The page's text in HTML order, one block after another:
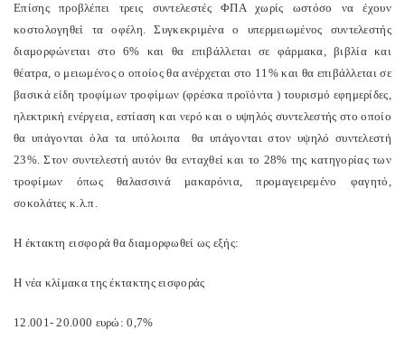
Επίσης προβλέπει τρεις συντελεστές ΦΠΑ χωρίς ωστόσο να έχουν
κοστολογηθεί τα οφέλη. Συγκεκριμένα ο υπερμειωμένος συντελεστής
διαμορφώνεται στο 6% και θα επιβάλλεται σε φάρμακα, βιβλία και
θέατρα, ο μειωμένος ο οποίος θα ανέρχεται στο 11% και θα επιβάλλεται σε
βασικά είδη τροφίμων τροφίμων (φρέσκα προϊόντα ) τουρισμό εφημερίδες,
ηλεκτρική ενέργεια, εστίαση και νερό και ο υψηλός συντελεστής στο οποίο
θα υπάγονται όλα τα υπόλοιπα θα υπάγονται στον υψηλό συντελεστή
23%. Στον συντελεστή αυτόν θα ενταχθεί και το 28% της κατηγορίας των
τροφίμων όπως θαλασσινά μακαρόνια, προμαγειρεμένο φαγητό,
σοκολάτες κ.λ.π.
Η έκτακτη εισφορά θα διαμορφωθεί ως εξής:
Η νέα κλίμακα της έκτακτης εισφοράς
12.001- 20.000 ευρώ: 0,7%